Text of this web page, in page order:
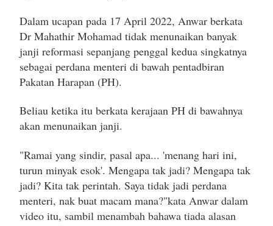
Dalam ucapan pada 17 April 2022, Anwar berkata
Dr Mahathir Mohamad tidak menunaikan banyak
janji reformasi sepanjang penggal kedua singkatnya
sebagai perdana menteri di bawah pentadbiran
Pakatan Harapan (PH).
Beliau ketika itu berkata kerajaan PH di bawahnya
akan menunaikan janji.
"Ramai yang sindir, pasal apa... 'menang hari ini,
turun minyak esok'. Mengapa tak jadi? Mengapa tak
jadi? Kita tak perintah. Saya tidak jadi perdana
menteri, nak buat macam mana?"kata Anwar dalam
video itu, sambil menambah bahawa tiada alasan